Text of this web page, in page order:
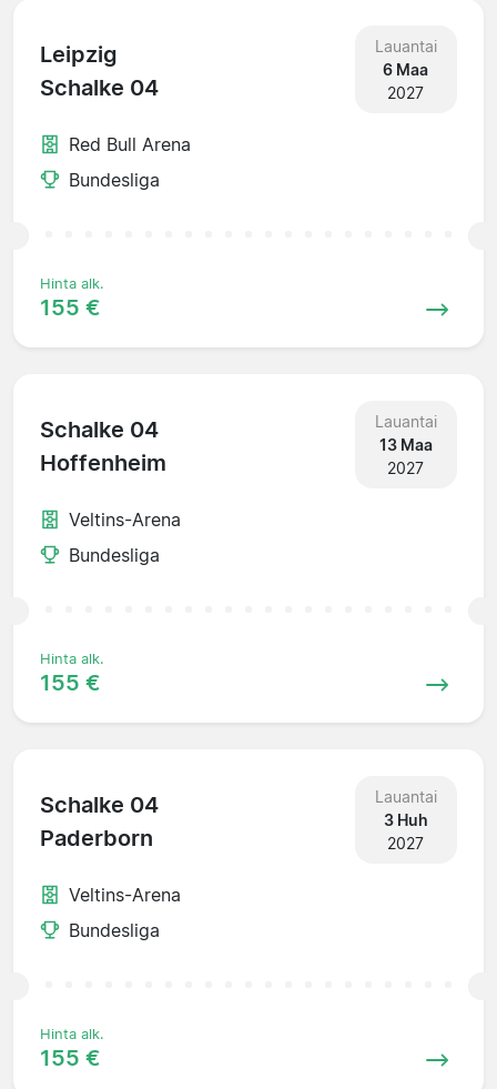
Leipzig
Schalke 04
Lauantai
6 Maa
2027
Red Bull Arena
Bundesliga
Hinta alk.
155 €
Schalke 04
Hoffenheim
Lauantai
13 Maa
2027
Veltins-Arena
Bundesliga
Hinta alk.
155 €
Schalke 04
Paderborn
Lauantai
3 Huh
2027
Veltins-Arena
Bundesliga
Hinta alk.
155 €